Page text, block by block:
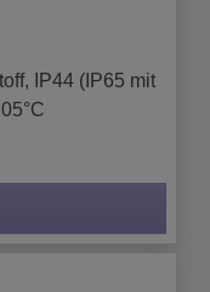
IP44 (IP65 mit